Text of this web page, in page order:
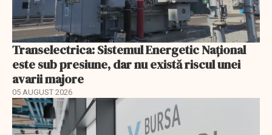
Transelectrica: Sistemul Energetic Național
este sub presiune, dar nu există riscul unei
avarii majore
05 AUGUST 2026